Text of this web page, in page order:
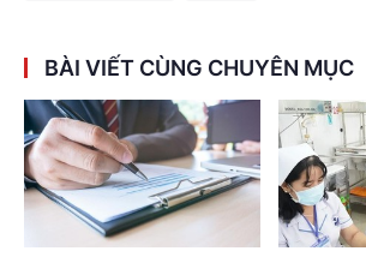
BÀI VIẾT CÙNG CHUYÊN MỤC